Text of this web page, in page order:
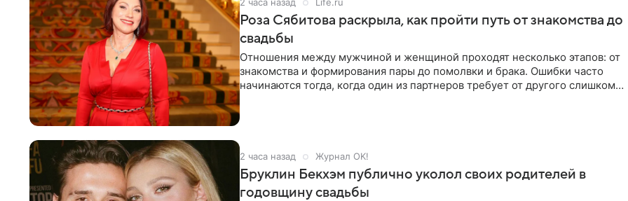
Роза Сябитова раскрыла, как пройти путь от знакомства до
свадьбы
Отношения между мужчиной и женщиной проходят несколько этапов: от
знакомства и формирования пары до помолвки и брака. Ошибки часто
начинаются тогда, когда один из партнеров требует от другого слишком
2 часа назад Журнал OK!
Бруклин Бекхэм публично уколол своих родителей в
годовщину свадьбы